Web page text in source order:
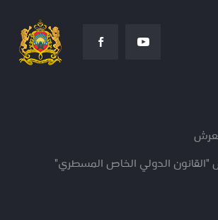
"القانون الدولي الخاص المسطري"